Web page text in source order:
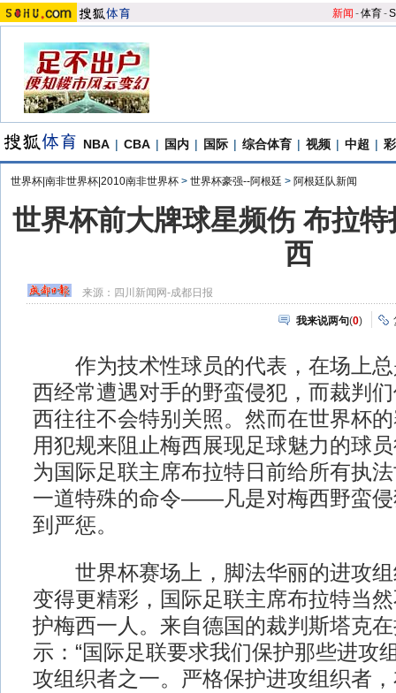
新闻 -体育-S
NBA | CBA | 国内 | 国际 | 综合体育 | 视频 | 中超 |
世界杯|南非世界杯|2010南非世界杯 > 世界杯豪强--阿根廷 > 阿根廷队新闻
世界杯前大牌球星频伤 布拉
西
来源： 四川新闻网-成都日报
我来说两句(0)
作为技术性球员的代表，在场上总
西经常遭遇对手的野蛮侵犯，而裁判们
西往往不会特别关照。然而在世界杯
用犯规来阻止梅西展现足球魅力的球
为国际足联主席布拉特日前给所有执
一道特殊的命令——凡是对梅西野蛮侵
到严惩。
世界杯赛场上，脚法华丽的进攻组
变得更精彩，国际足联主席布拉特当
护梅西一人。来自德国的裁判斯塔克
示：“国际足联要求我们保护那些进攻
攻组织者之一。严格保护进攻组织者